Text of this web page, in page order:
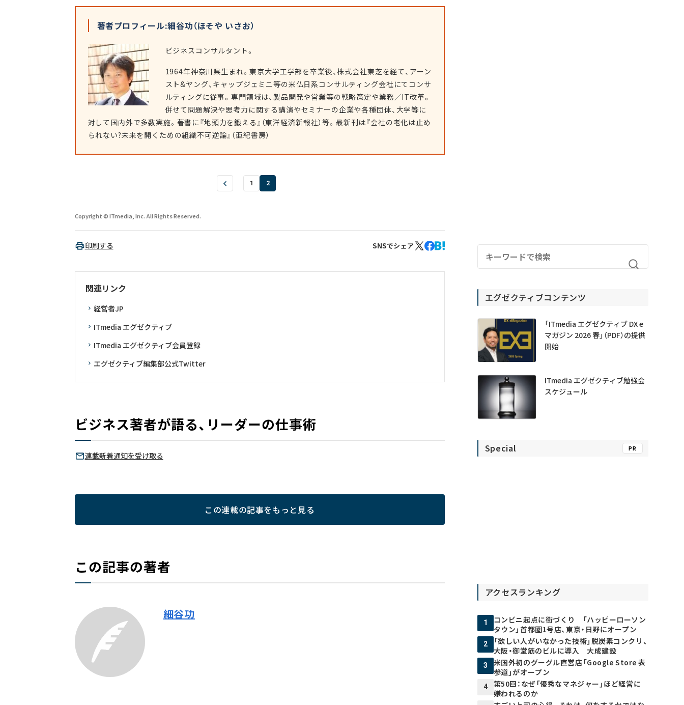
著者プロフィール:細谷功（ほそや いさお）
ビジネスコンサルタント。
1964年神奈川県生まれ。東京大学工学部を卒業後、株式会社東芝を経て、アーン
スト&ヤング、キャップジェミニ等の米仏日系コンサルティング会社にてコンサ
ルティングに従事。専門領域は、製品開発や営業等の戦略策定や業務／IT改革。
併せて問題解決や思考力に関する講演やセミナーの企業や各種団体、大学等に
対して国内外で多数実施。著書に『地頭力を鍛える』（東洋経済新報社）等。最新刊は『会社の老化は止め
られない?未来を開くための組織不可逆論』（亜紀書房）
1 2
Copyright © ITmedia, Inc. All Rights Reserved.
印刷する SNSでシェア
関連リンク
経営者JP
ITmedia エグゼクティブ
ITmedia エグゼクティブ会員登録
エグゼクティブ編集部公式Twitter
ビジネス著者が語る、リーダーの仕事術
連載新着通知を受け取る
この連載の記事をもっと見る
この記事の著者
細谷功
エグゼクティブコンテンツ
「ITmedia エグゼクティブ DX e
マガジン 2026 春」（PDF）の提供
開始
ITmedia エグゼクティブ勉強会
スケジュール
Special PR
アクセスランキング
1
コンビニ起点に街づくり 「ハッピーローソン
タウン」首都圏1号店、東京・日野にオープン
2
「欲しい人がいなかった技術」脱炭素コンクリ、
大阪・御堂筋のビルに導入 大成建設
3
米国外初のグーグル直営店「Google Store 表
参道」がオープン
4
第50回：なぜ「優秀なマネジャー」ほど経営に
嫌われるのか